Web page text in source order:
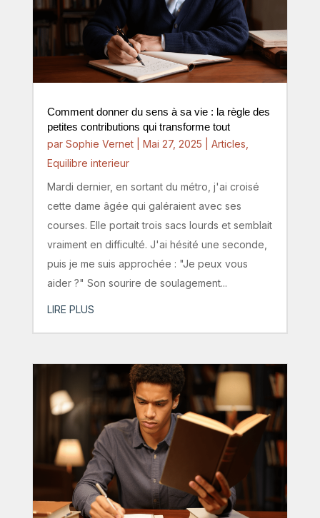
Comment donner du sens à sa vie : la règle des
petites contributions qui transforme tout
par Sophie Vernet| Mai 27, 2025 Articles
Equilibre interieur
Mardi dernier, en sortant du métro, j'ai croisé
cette dame âgée qui galéraient avec ses
courses. Elle portait trois sacs lourds et semblait
vraiment en difficulté. J'ai hésité une seconde,
puis je me suis approchée : "Je peux vous
aider ?" Son sourire de soulagement...
LIRE PLUS